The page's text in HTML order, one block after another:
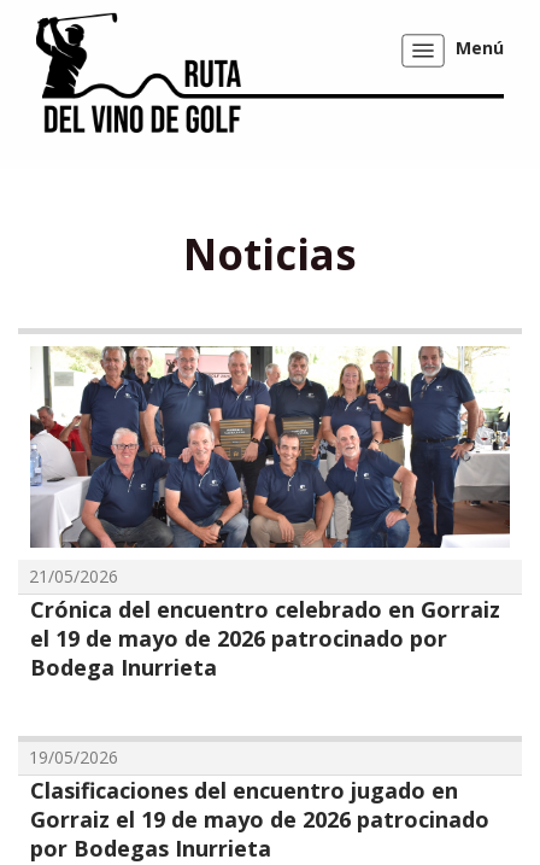
Mostrar/ocultar
navegación
Menú
Noticias
21/05/2026
Crónica del encuentro celebrado en Gorraiz
el 19 de mayo de 2026 patrocinado por
Bodega Inurrieta
19/05/2026
Clasificaciones del encuentro jugado en
Gorraiz el 19 de mayo de 2026 patrocinado
por Bodegas Inurrieta